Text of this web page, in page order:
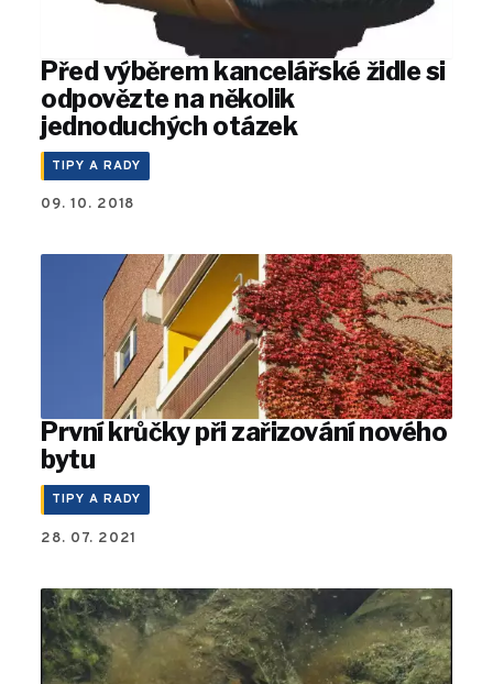
Před výběrem kancelářské židle si
odpovězte na několik
jednoduchých otázek
TIPY A RADY
09. 10. 2018
První krůčky při zařizování nového
bytu
TIPY A RADY
28. 07. 2021